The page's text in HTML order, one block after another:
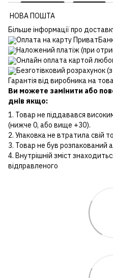
НОВА ПОШТА
Більше інформації про
Оплата на карту
Наложений платіж (при
Онлайн оплата картой
Безготівковий розрахунок
Гарантія від виробника на
Ви можете замінити або
днів якщо:
1. Товар не піддавався
(нижче 0, або вище +30).
2. Упаковка не втратила свій
3. Товар не був розпакований
4. Внутрішній зміст
відправленого